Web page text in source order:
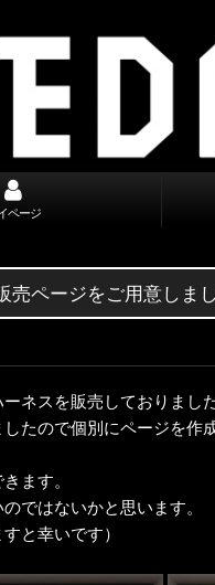
ページ
売ページをご用意しま
ネスを販売しておりまし
たので個別にページを作
ます。
ではないかと思います。
と幸いです）